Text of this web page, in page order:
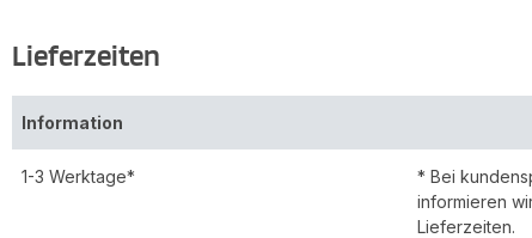
Lieferzeiten
Information
1-3 Werktage*
* Bei
informieren
Lieferzeiten.